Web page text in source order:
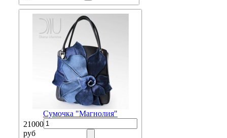
Сумочка "Магнолия"
21000
руб